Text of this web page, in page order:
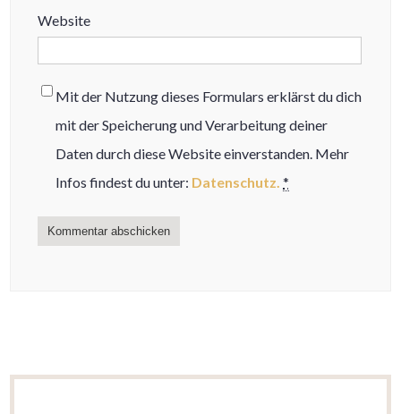
Website
Mit der Nutzung dieses Formulars erklärst du dich
mit der Speicherung und Verarbeitung deiner
Daten durch diese Website einverstanden. Mehr
Infos findest du unter: Datenschutz. *